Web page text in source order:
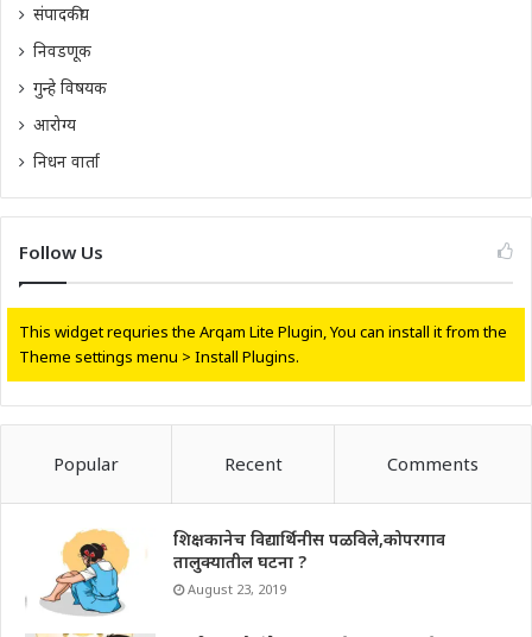
संपादकीय
निवडणूक
गुन्हे विषयक
आरोग्य
निधन वार्ता
Follow Us
This widget requries the Arqam Lite Plugin, You can install it from the
Theme settings menu > Install Plugins.
Popular Recent Comments
शिक्षकानेच विद्यार्थिनीस पळविले,कोपरगाव
तालुक्यातील घटना ?
August 23, 2019